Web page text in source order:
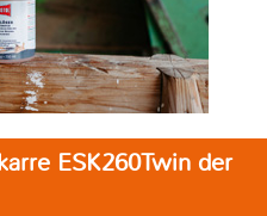
ESK260Twin der